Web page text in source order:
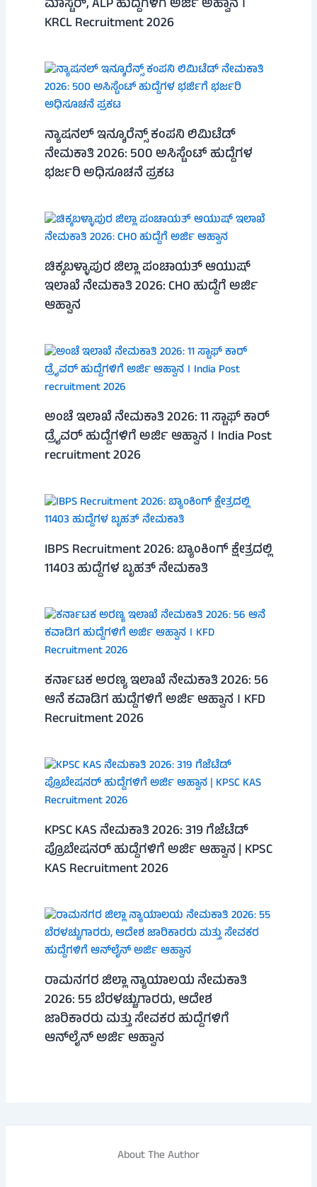
KRCL Recruitment 2026
ನ್ಯಾಷನಲ್ ಇನ್ಶೂರೆನ್ಸ್ ಕಂಪನಿ ಲಿಮಿಟೆಡ್
ನೇಮಕಾತಿ 2026: 500 ಅಸಿಸ್ಟೆಂಟ್ ಹುದ್ದೆಗಳ
ಭರ್ಜರಿ ಅಧಿಸೂಚನೆ ಪ್ರಕಟ
ಚಿಕ್ಕಬಳ್ಳಾಪುರ ಜಿಲ್ಲಾ ಪಂಚಾಯತ್ ಆಯುಷ್
ಇಲಾಖೆ ನೇಮಕಾತಿ 2026: CHO ಹುದ್ದೆಗೆ ಅರ್ಜಿ
ಆಹ್ವಾನ
ಅಂಚೆ ಇಲಾಖೆ ನೇಮಕಾತಿ 2026: 11 ಸ್ಟಾಫ್ ಕಾರ್
ಡ್ರೈವರ್ ಹುದ್ದೆಗಳಿಗೆ ಅರ್ಜಿ ಆಹ್ವಾನ । India Post
recruitment 2026
IBPS Recruitment 2026: ಬ್ಯಾಂಕಿಂಗ್ ಕ್ಷೇತ್ರದಲ್ಲಿ
11403 ಹುದ್ದೆಗಳ ಬೃಹತ್ ನೇಮಕಾತಿ
ಕರ್ನಾಟಕ ಅರಣ್ಯ ಇಲಾಖೆ ನೇಮಕಾತಿ 2026: 56
ಆನೆ ಕವಾಡಿಗ ಹುದ್ದೆಗಳಿಗೆ ಅರ್ಜಿ ಆಹ್ವಾನ । KFD
Recruitment 2026
KPSC KAS ನೇಮಕಾತಿ 2026: 319 ಗೆಜೆಟೆಡ್
ಪ್ರೊಬೇಷನರ್ ಹುದ್ದೆಗಳಿಗೆ ಅರ್ಜಿ ಆಹ್ವಾನ | KPSC
KAS Recruitment 2026
ರಾಮನಗರ ಜಿಲ್ಲಾ ನ್ಯಾಯಾಲಯ ನೇಮಕಾತಿ
2026: 55 ಬೆರಳಚ್ಚುಗಾರರು, ಆದೇಶ
ಜಾರಿಕಾರರು ಮತ್ತು ಸೇವಕರ ಹುದ್ದೆಗಳಿಗೆ
ಆನ್‌ಲೈನ್ ಅರ್ಜಿ ಆಹ್ವಾನ
About The Author